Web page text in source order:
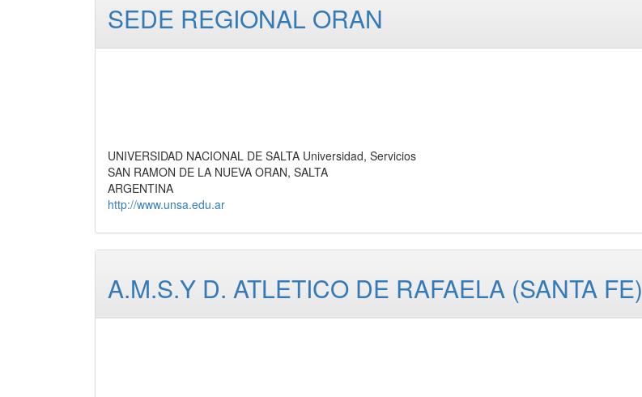
SEDE REGIONAL ORAN
UNIVERSIDAD NACIONAL DE SALTA Universidad, Servicios
SAN RAMON DE LA NUEVA ORAN, SALTA
ARGENTINA
http://www.unsa.edu.ar
A.M.S.Y D. ATLETICO DE RAFAELA (SANTA FE)